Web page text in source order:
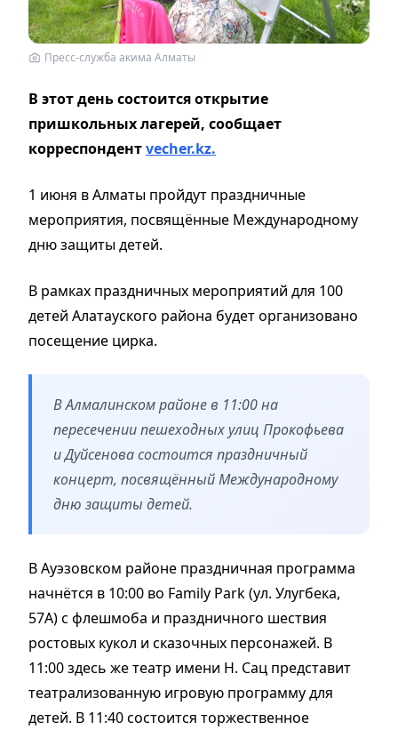
Пресс-служба акима Алматы
В этот день состоится открытие
пришкольных лагерей, сообщает
корреспондентvecher.kz.
1 июня в Алматы пройдут праздничные
мероприятия, посвящённые Международному
дню защиты детей.
В рамках праздничных мероприятий для 100
детей Алатауского района будет организовано
посещение цирка.
В Алмалинском районе в 11:00 на
пересечении пешеходных улиц Прокофьева
и Дуйсенова состоится праздничный
концерт, посвящённый Международному
дню защиты детей.
В Ауэзовском районе праздничная программа
начнётся в 10:00 во Family Park (ул. Улугбека,
57А) с флешмоба и праздничного шествия
ростовых кукол и сказочных персонажей. В
11:00 здесь же театр имени Н. Сац представит
театрализованную игровую программу для
детей. В 11:40 состоится торжественное